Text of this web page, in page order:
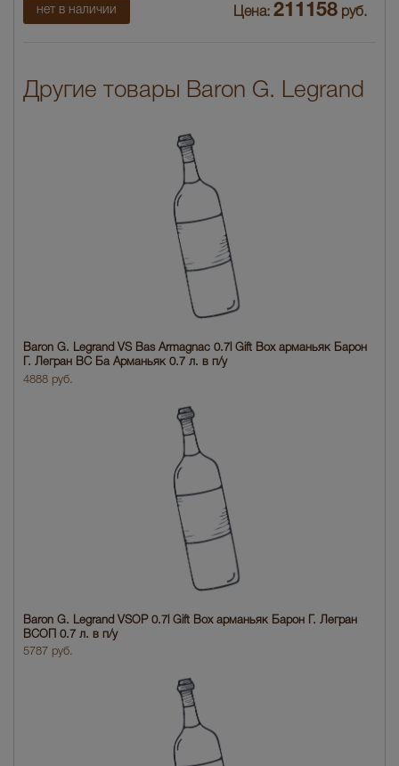
нет в наличии Цена: 211158 руб.
Другие товары Baron G. Legrand
Baron G. Legrand VS Bas Armagnac 0.7l Gift Box арманьяк Барон
Г. Легран ВС Ба Арманьяк 0.7 л. в п/у
4888 руб.
Baron G. Legrand VSOP 0.7l Gift Box арманьяк Барон Г. Легран
ВСОП 0.7 л. в п/у
5787 руб.